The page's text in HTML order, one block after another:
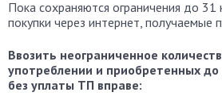
Пока сохраняются ограничения до 31
покупки через интернет,
Ввозить неограниченное
употреблении и приобретенных
без уплаты ТП вправе: